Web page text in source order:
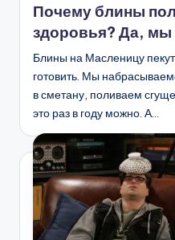
Почему блины
здоровья? Да, мы
Блины на Масленицу
готовить. Мы
в сметану, поливаем
это раз в году можно. А…